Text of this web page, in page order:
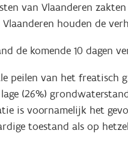
van Vlaanderen
houden de
de komende 10 dagen
peilen van het
(26%)
is voornamelijk het
toestand als op